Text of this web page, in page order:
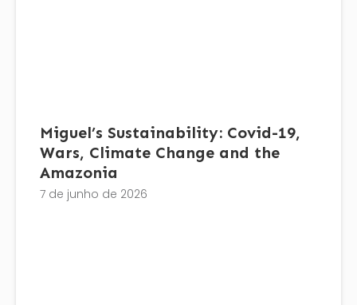
Miguel’s Sustainability: Covid-19,
Wars, Climate Change and the
Amazonia
7 de junho de 2026